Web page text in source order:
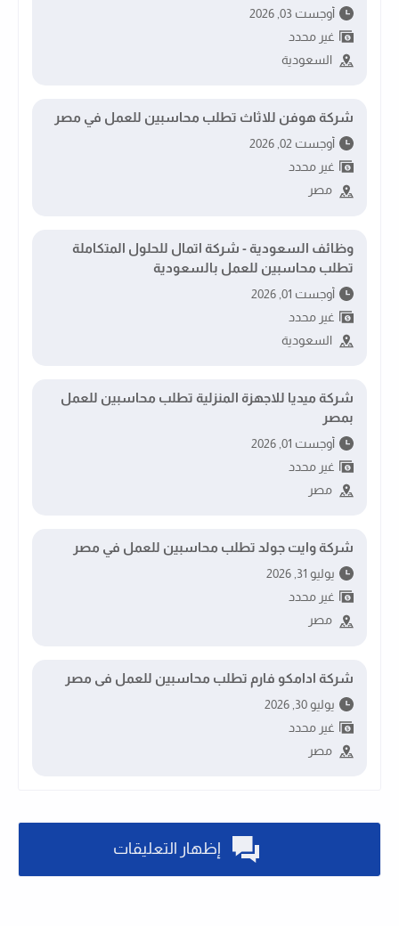
أوجست 03, 2026
غير محدد
السعودية
شركة هوفن للاثاث تطلب محاسبين للعمل في مصر
أوجست 02, 2026
غير محدد
مصر
وظائف السعودية - شركة اتمال للحلول المتكاملة
تطلب محاسبين للعمل بالسعودية
أوجست 01, 2026
غير محدد
السعودية
شركة ميديا للاجهزة المنزلية تطلب محاسبين للعمل
بمصر
أوجست 01, 2026
غير محدد
مصر
شركة وايت جولد تطلب محاسبين للعمل في مصر
يوليو 31, 2026
غير محدد
مصر
شركة ادامكو فارم تطلب محاسبين للعمل فى مصر
يوليو 30, 2026
غير محدد
مصر
إظهار التعليقات